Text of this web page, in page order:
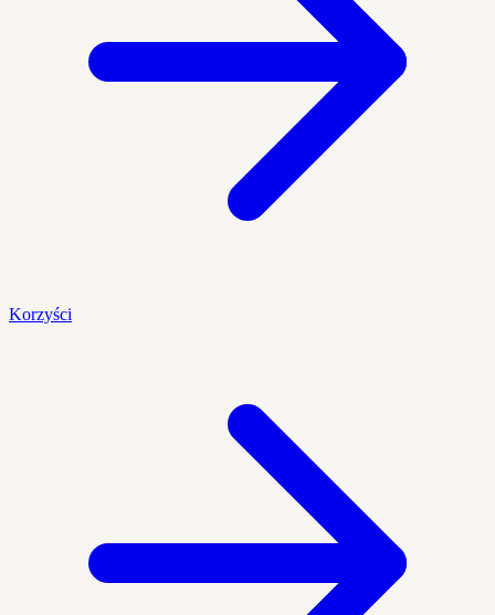
Korzyści